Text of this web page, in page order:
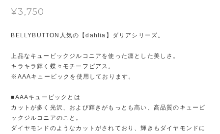
¥3,750
BELLYBUTTON人気の【dahlia】ダリアシリーズ。
上品なキュービックジルコニアを使った凛とした美しさ。
キラキラ輝く蝶々モチーフピアス。
※AAAキュービックを使用しております。
■AAAキュービックとは
カットが多く光沢、および輝きがもっとも高い、高品質のキュービ
ックジルコニアのこと。
ダイヤモンドのようなカットがされており、輝きもダイヤモンドに